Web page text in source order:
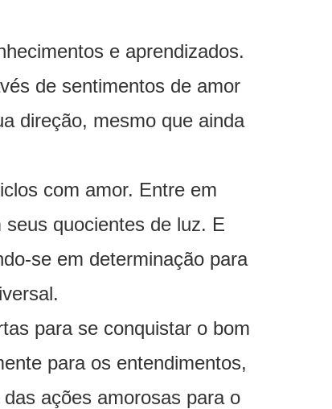
e aprendizados.
de sentimentos de amor
direção, mesmo que ainda
com amor. Entre em
quocientes de luz. E
se em determinação para
para se conquistar o bom
para os entendimentos,
ações amorosas para o